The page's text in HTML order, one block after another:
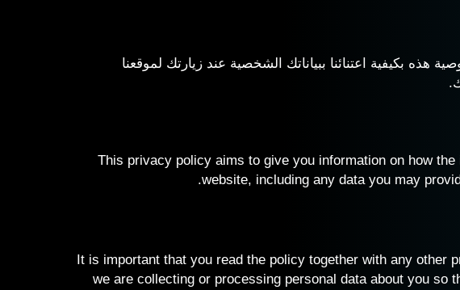
بكيفية اعتنائنا ببياناتك الشخصية عند زيارتك لموقعنا
This privacy policy aims to give you information on how the
website, including any data you may
It is important that you read the policy together with any
we are collecting or processing personal data about you